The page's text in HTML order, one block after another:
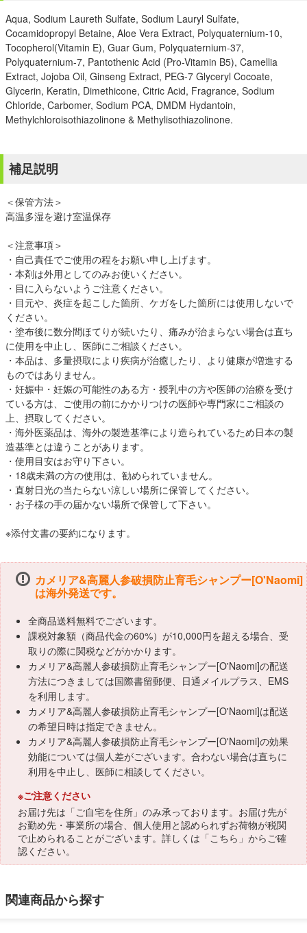
Aqua, Sodium Laureth Sulfate, Sodium Lauryl Sulfate,
Cocamidopropyl Betaine, Aloe Vera Extract, Polyquaternium-10,
Tocopherol(Vitamin E), Guar Gum, Polyquaternium-37,
Polyquaternium-7, Pantothenic Acid (Pro-Vitamin B5), Camellia
Extract, Jojoba Oil, Ginseng Extract, PEG-7 Glyceryl Cocoate,
Glycerin, Keratin, Dimethicone, Citric Acid, Fragrance, Sodium
Chloride, Carbomer, Sodium PCA, DMDM Hydantoin,
Methylchloroisothiazolinone & Methylisothiazolinone.
補足説明
＜保管方法＞
高温多湿を避け室温保存
＜注意事項＞
・自己責任でご使用の程をお願い申し上げます。
・本剤は外用としてのみお使いください。
・目に入らないようご注意ください。
・目元や、炎症を起こした箇所、ケガをした箇所には使用しないで
ください。
・塗布後に数分間ほてりが続いたり、痛みが治まらない場合は直ち
に使用を中止し、医師にご相談ください。
・本品は、多量摂取により疾病が治癒したり、より健康が増進する
ものではありません。
・妊娠中・妊娠の可能性のある方・授乳中の方や医師の治療を受け
ている方は、ご使用の前にかかりつけの医師や専門家にご相談の
上、摂取してください。
・海外医薬品は、海外の製造基準により造られているため日本の製
造基準とは違うことがあります。
・使用目安はお守り下さい。
・18歳未満の方の使用は、勧められていません。
・直射日光の当たらない涼しい場所に保管してください。
・お子様の手の届かない場所で保管して下さい。
※添付文書の要約になります。
カメリア&高麗人参破損防止育毛シャンプー[O'Naomi]
は海外発送です。
全商品送料無料でございます。
課税対象額（商品代金の60%）が10,000円を超える場合、受
取りの際に関税などがかかります。
カメリア&高麗人参破損防止育毛シャンプー[O'Naomi]の配送
方法につきましては国際書留郵便、日通メイルプラス、EMS
を利用します。
カメリア&高麗人参破損防止育毛シャンプー[O'Naomi]は配送
の希望日時は指定できません。
カメリア&高麗人参破損防止育毛シャンプー[O'Naomi]の効果
効能については個人差がございます。合わない場合は直ちに
利用を中止し、医師に相談してください。
※ご注意ください
お届け先は「ご自宅を住所」のみ承っております。お届け先が
お勤め先・事業所の場合、個人使用と認められずお荷物が税関
で止められることがございます。詳しくは「こちら 」からご確
認ください。
関連商品から探す